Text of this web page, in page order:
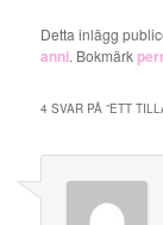
Detta inlägg
anni. Bokmärk
4 SVAR PÅ ”ETT